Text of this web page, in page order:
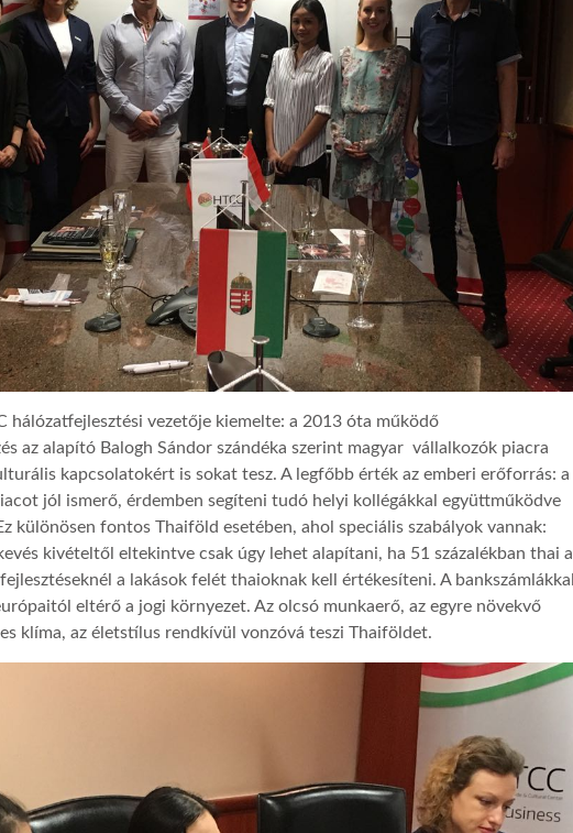
hálózatfejlesztési vezetője kiemelte: a 2013 óta működő
az alapító Balogh Sándor szándéka szerint magyar vállalkozók piacra
kapcsolatokért is sokat tesz. A legfőbb érték az emberi erőforrás: a
jól ismerő, érdemben segíteni tudó helyi kollégákkal együttműködve
különösen fontos Thaiföld esetében, ahol speciális szabályok vannak:
kivételtől eltekintve csak úgy lehet alapítani, ha 51 százalékban thai a
a lakások felét thaioknak kell értékesíteni. A bankszámlákkal
eltérő a jogi környezet. Az olcsó munkaerő, az egyre növekvő
klíma, az életstílus rendkívül vonzóvá teszi Thaiföldet.